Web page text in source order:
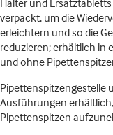
Halter und
verpackt, um die
erleichtern und so die
reduzieren; erhältlich in
und ohne
Pipettenspitzengestelle
Ausführungen
Pipettenspitzen